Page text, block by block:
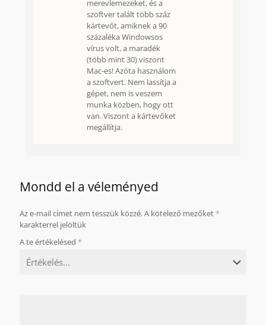
merevlemezeket, és a
szoftver talált több száz
kártevőt, amiknek a 90
százaléka Windowsos
vírus volt, a maradék
(több mint 30) viszont
Mac-es! Azóta használom
a szoftvert. Nem lassítja a
gépet, nem is veszem
munka közben, hogy ott
van. Viszont a kártevőket
megállítja.
Mondd el a véleményed
Az e-mail címet nem tesszük közzé.A kötelező mezőket*
karakterrel jelöltük
A te értékelésed *